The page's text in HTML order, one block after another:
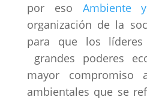
por eso Ambiente
organización de la
para que los
grandes poderes
mayor compromiso
ambientales que se